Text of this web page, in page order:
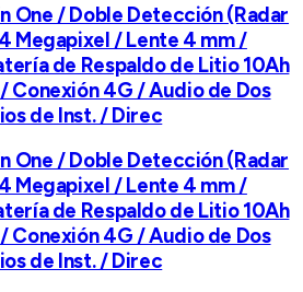
One / Doble Detección (Radar
4 Megapixel / Lente 4 mm /
de Respaldo de Litio 10Ah
/ Conexión 4G / Audio de Dos
de Inst. / Direc
One / Doble Detección (Radar
4 Megapixel / Lente 4 mm /
de Respaldo de Litio 10Ah
/ Conexión 4G / Audio de Dos
de Inst. / Direc